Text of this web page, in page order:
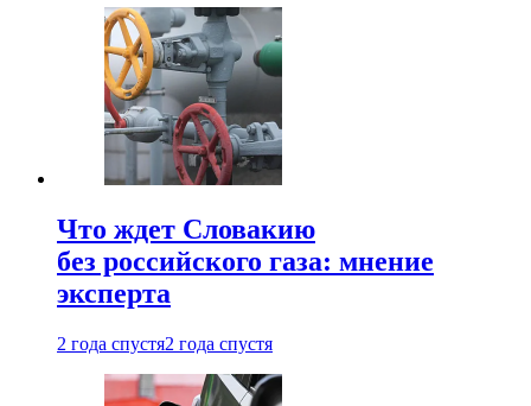
Что ждет Словакию
без российского газа: мнение
эксперта
2 года спустя2 года спустя